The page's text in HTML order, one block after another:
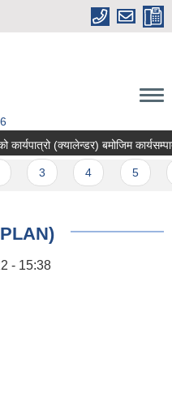
कार्यपात्रो (क्यालेन्डर) बमोजिम
PLAN)
- 15:38